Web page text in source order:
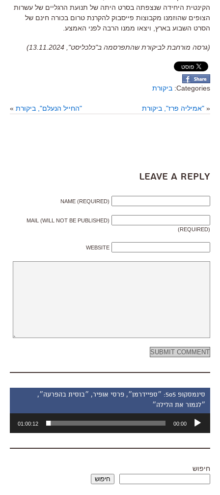
הקינטית היחידה שנצפתה בסרט היתה של תנועת הרגליים של עשרות
הצופים שהוזמנו מקבוצות פייסבוק להקרנת טרום בכורה חינם של
הסרט השבוע בארץ ויצאו ממנו הרבה לפני האמצע
(גרסה מורחבת לביקורת שהתפרסמה ב"כלכליסט", 13.11.2024)
Categories: ביקורת
« "אמיליה פרז", ביקורת "החייל הנעלם", ביקורת »
Leave a Reply
NAME (REQUIRED)
MAIL (WILL NOT BE PUBLISHED)
(REQUIRED)
WEBSITE
סינמסקופ 505: ״ספיידרמן״, פרסי אופיר, ״בוסית בהפרעה״,
״לגמור את הלילה״
אודיו
00:00
01:00:12
חיפוש
חיפוש